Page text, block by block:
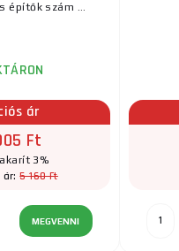
építők szám ...
ár
Ft
3%
ár:5 160 Ft
MEGVENNI